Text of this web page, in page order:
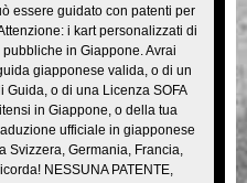
Tokyo Bay
Osaka
essere guidato con patenti per
i kart personalizzati di
in Giappone. Avrai
giapponese valida, o di un
Guida, o di una Licenza SOFA
in Giappone, o della tua
ufficiale in giapponese
Svizzera, Germania, Francia,
NESSUNA PATENTE,